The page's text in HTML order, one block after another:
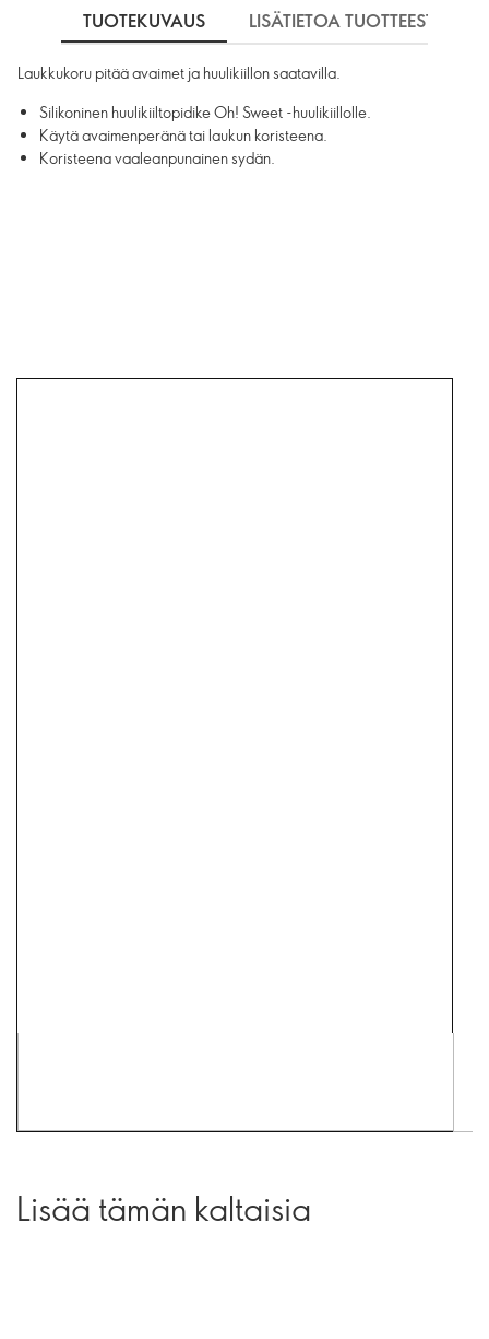
TUOTEKUVAUS LISÄTIETOA TUOTTEESTA
Laukkukoru pitää avaimet ja huulikiillon saatavilla.
Silikoninen huulikiiltopidike Oh! Sweet -huulikiillolle.
Käytä avaimenperänä tai laukun koristeena.
Koristeena vaaleanpunainen sydän.
Lisää tämän kaltaisia